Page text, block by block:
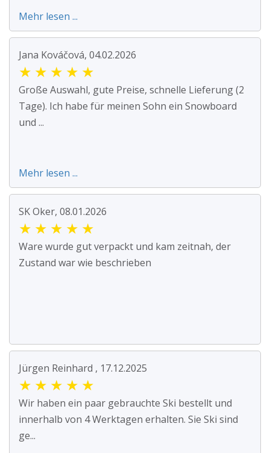
Mehr lesen ...
Jana Kováčová, 04.02.2026
★ ★ ★ ★ ★
Große Auswahl, gute Preise, schnelle Lieferung (2
Tage). Ich habe für meinen Sohn ein Snowboard
und ...
Mehr lesen ...
SK Oker, 08.01.2026
★ ★ ★ ★ ★
Ware wurde gut verpackt und kam zeitnah, der
Zustand war wie beschrieben
Jürgen Reinhard , 17.12.2025
★ ★ ★ ★ ★
Wir haben ein paar gebrauchte Ski bestellt und
innerhalb von 4 Werktagen erhalten. Sie Ski sind
ge...